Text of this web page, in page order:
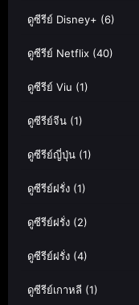
ดูซีรีย์ Disney+ (6)
ดูซีรีย์ Netflix (40)
ดูซีรีย์ Viu (1)
ดูซีรีย์จีน (1)
ดูซีรีย์ญี่ปุ่น (1)
ดูซีรีย์ฝรั่ง (1)
ดูซีรีย์ฝรั่ง (2)
ดูซีรีย์ฝรั่ง (4)
ดูซีรีย์เกาหลี (1)